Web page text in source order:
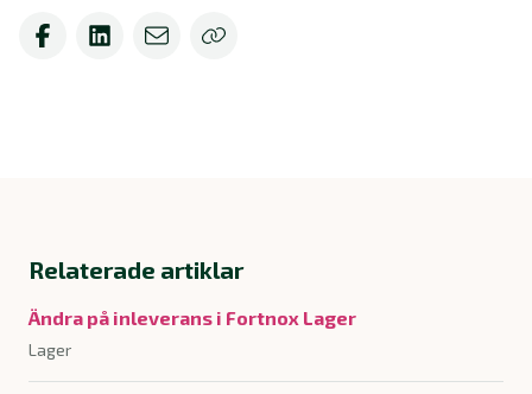
Relaterade artiklar
Ändra på inleverans i Fortnox Lager
Lager